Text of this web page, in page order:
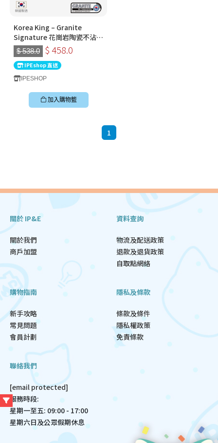
Korea King – Granite
Signature 花崗岩陶瓷不沾鍋
〡32cm深炒鍋 〡經典炭黑色
〡韓國製易潔鑊
$ 538.0 $ 458.0
IPEshop 直送
IPESHOP
加入購物籃
1
關於 IP&E
關於我們
商戶加盟
資料查詢
物流及配送政策
退款及退貨政策
自取點網絡
購物指南
新手攻略
常見問題
會員計劃
隱私及條款
條款及條件
隱私權政策
免責條款
聯絡我們
[email protected]
服務時段:
星期一至五: 09:00 - 17:00
星期六日及公眾假期休息